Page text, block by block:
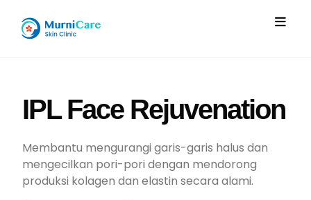
IPL Face Rejuvenation
Membantu mengurangi garis-garis halus dan
mengecilkan pori-pori dengan mendorong
produksi kolagen dan elastin secara alami.